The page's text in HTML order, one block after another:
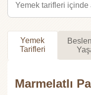
Yemek
Tarifleri
Marmelatlı